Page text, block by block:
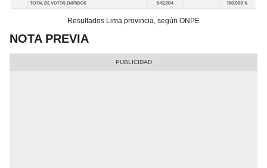
Resultados Lima provincia, según ONPE
NOTA PREVIA